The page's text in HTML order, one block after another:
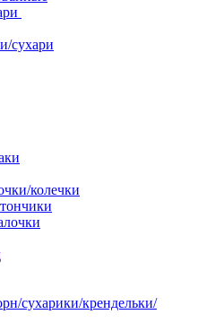
сухари
колечки
сухарики/крендельки/